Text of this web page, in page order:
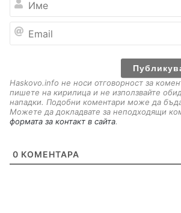
Haskovo.info не носи отговорност за
пишете на кирилица и не използвайте
нападки. Подобни коментари може да
Можете да докладвате за неподходящи
формата за контакт в сайта.
0 КОМЕНТАРА